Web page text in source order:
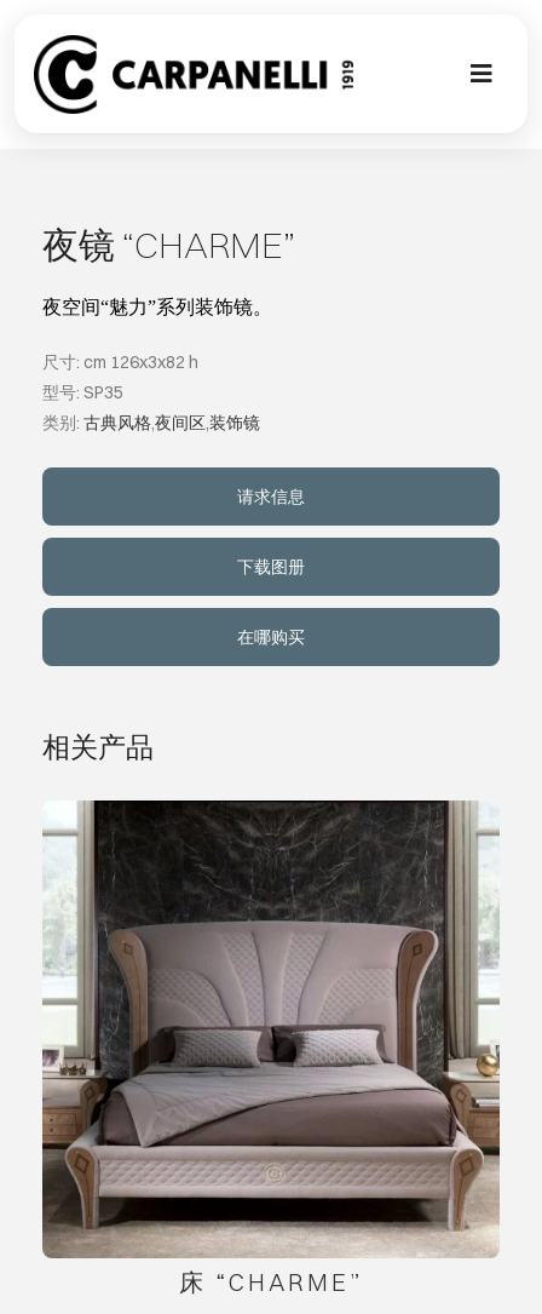
content
Toggle
定制
关于我们
语言
夜镜 “CHARME”
夜空间“魅力”系列装饰镜。
尺寸: cm 126x3x82 h
型号: SP35
类别: 古典风格,夜间区,装饰镜
请求信息
下载图册
在哪购买
相关产品
床 “CHARME”